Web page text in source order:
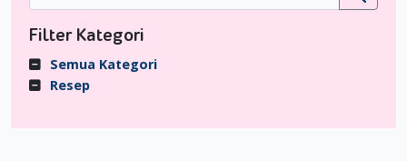
Filter Kategori
Semua Kategori
Resep